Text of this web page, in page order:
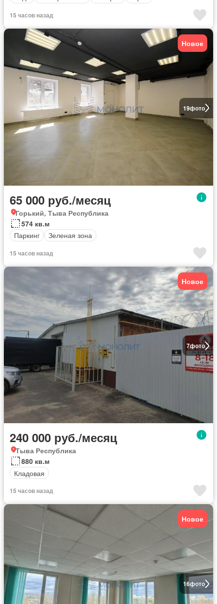
15 часов назад
19фото
Новое
65 000 руб./месяц
Горький, Тыва Республика
574 кв.м
Паркинг
Зеленая зона
15 часов назад
7фото
Новое
240 000 руб./месяц
Тыва Республика
880 кв.м
Кладовая
15 часов назад
16фото
Новое